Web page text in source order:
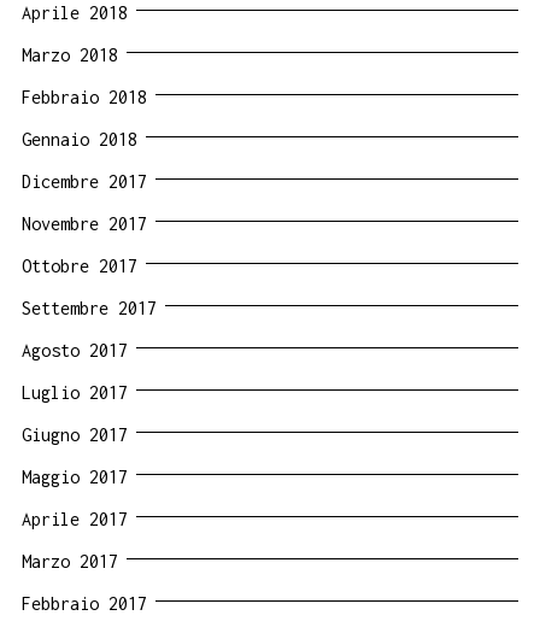
Aprile 2018
Marzo 2018
Febbraio 2018
Gennaio 2018
Dicembre 2017
Novembre 2017
Ottobre 2017
Settembre 2017
Agosto 2017
Luglio 2017
Giugno 2017
Maggio 2017
Aprile 2017
Marzo 2017
Febbraio 2017